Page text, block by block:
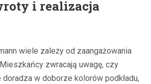
i realizacja
wiele zależy od zaangażowania
zwracają uwagę, czy
w doborze kolorów podkładu,